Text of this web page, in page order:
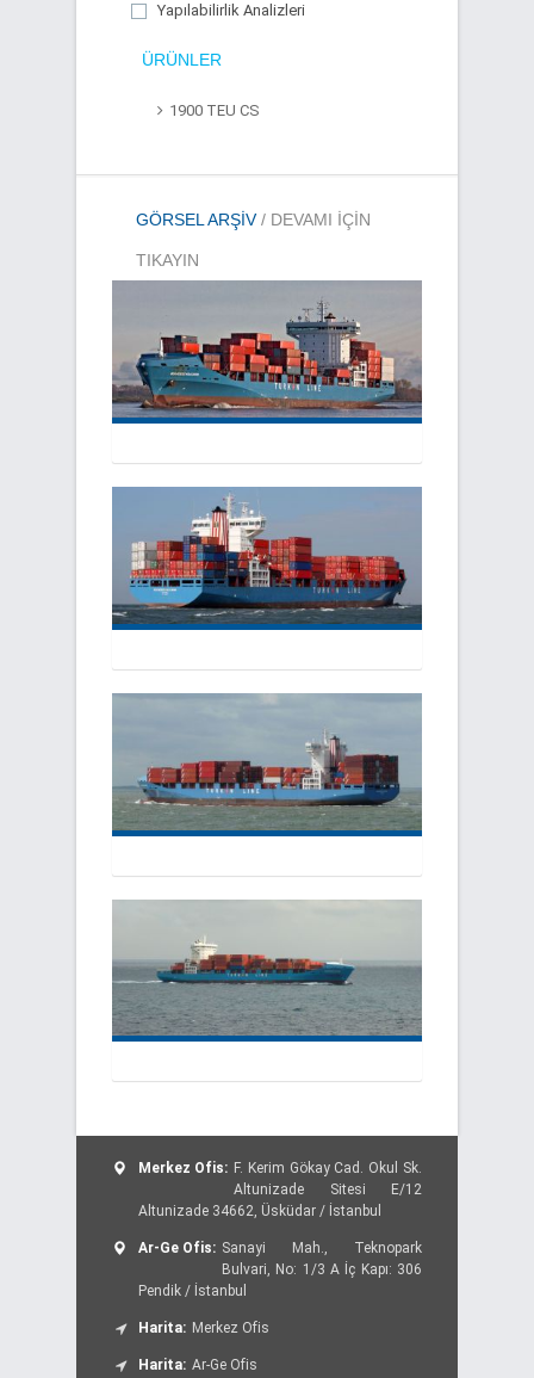
Yapılabilirlik Analizleri
ÜRÜNLER
1900 TEU CS
GÖRSEL ARŞIV/ DEVAMI IÇIN
TIKAYIN
Merkez Ofis: F. Kerim Gökay Cad. Okul Sk.
Altunizade Sitesi E/12
Altunizade 34662, Üsküdar / İstanbul
Ar-Ge Ofis: Sanayi Mah., Teknopark
Bulvari, No: 1/3 A İç Kapı: 306
Pendik / İstanbul
Harita: Merkez Ofis
Harita: Ar-Ge Ofis